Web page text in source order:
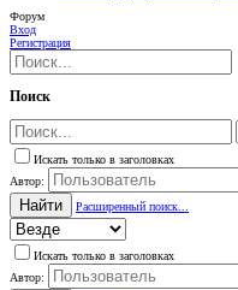
Форум
Вход
Регистрация
Поиск
Искать только в заголовках
Автор:
Найти Расширенный поиск...
Искать только в заголовках
Автор: